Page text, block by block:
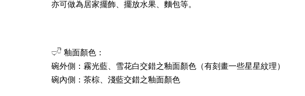
亦可做為居家擺飾、擺放水果、麵包等。
𓂑𓎹 釉面顏色：
碗外側：霧光藍、雪花白交錯之釉面顏色（有刻畫一些星星紋理）
碗內側：茶棕、淺藍交錯之釉面顏色